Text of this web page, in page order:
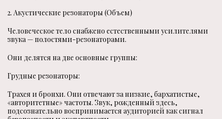
2. Акустические резонаторы (Объем)
Человеческое тело снабжено естественными усилителями
звука — полостями-резонаторами.
Они делятся на две основные группы:
Грудные резонаторы:
Трахея и бронхи. Они отвечают за низкие, бархатистые,
«авторитетные» частоты. Звук, рожденный здесь,
подсознательно воспринимается аудиторией как сигнал